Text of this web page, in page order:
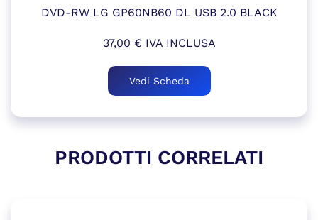
DVD-RW LG GP60NB60 DL USB 2.0 BLACK
37,00 €IVA INCLUSA
Vedi Scheda
PRODOTTI CORRELATI